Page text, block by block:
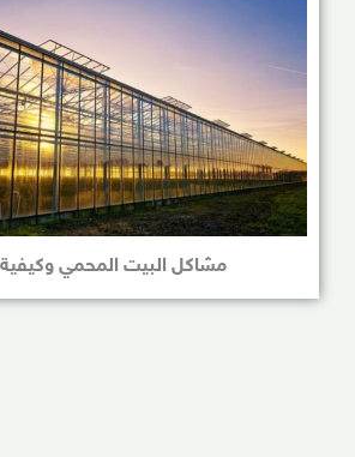
مشاكل البيت المحمي وكيفية